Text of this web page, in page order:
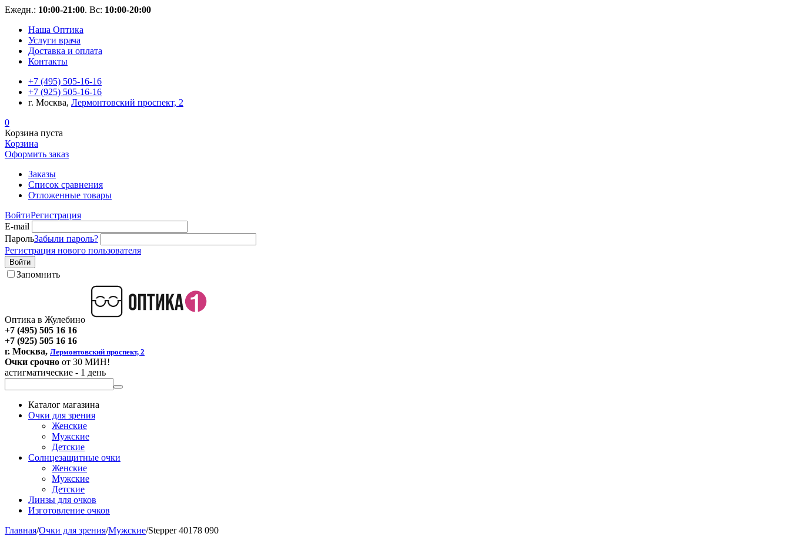
Ежедн.: 10:00-21:00. Вс: 10:00-20:00
Наша Оптика
Услуги врача
Доставка и оплата
Контакты
+7 (495) 505-16-16
+7 (925) 505-16-16
г. Москва, Лермонтовский проспект, 2
0
Корзина пуста
Корзина
Оформить заказ
Заказы
Список сравнения
Отложенные товары
ВойтиРегистрация
E-mail
ПарольЗабыли пароль?
Регистрация нового пользователя
Войти
Запомнить
Оптика в Жулебино
+7 (495) 505 16 16
+7 (925) 505 16 16
г. Москва, Лермонтовский проспект, 2
Очки срочно от 30 МИН!
астигматические - 1 день
Каталог магазина
Очки для зрения
Женские
Мужские
Детские
Солнцезащитные очки
Женские
Мужские
Детские
Линзы для очков
Изготовление очков
Главная/Очки для зрения/Мужские/Stepper 40178 090